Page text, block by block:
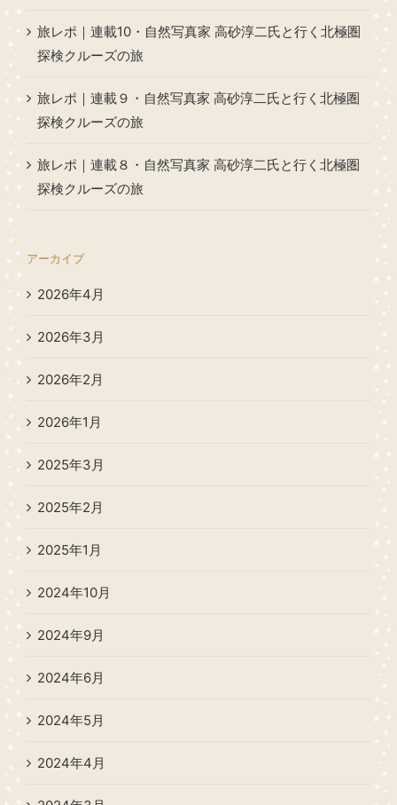
旅レポ｜連載10・自然写真家 高砂淳二氏と行く北極圏
探検クルーズの旅
旅レポ｜連載９・自然写真家 高砂淳二氏と行く北極圏
探検クルーズの旅
旅レポ｜連載８・自然写真家 高砂淳二氏と行く北極圏
探検クルーズの旅
アーカイブ
2026年4月
2026年3月
2026年2月
2026年1月
2025年3月
2025年2月
2025年1月
2024年10月
2024年9月
2024年6月
2024年5月
2024年4月